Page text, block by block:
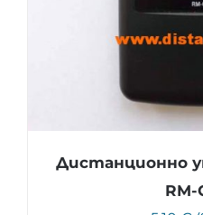
Дистанционно
RM-